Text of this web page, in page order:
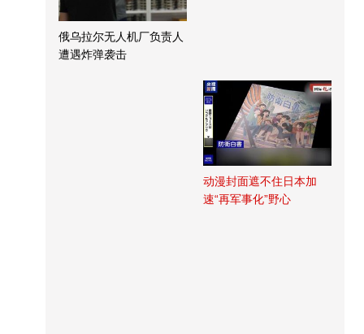
俄乌拉尔无人机厂负责人
遭遇炸弹袭击
动漫封面遮不住日本加
速“再军事化”野心